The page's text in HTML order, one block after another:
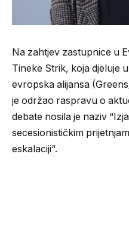
Na zahtjev zastupnice u
Tineke Strik, koja djeluje
evropska alijansa
je održao raspravu o
debate nosila je naziv
secesionističkim
eskalaciji“.